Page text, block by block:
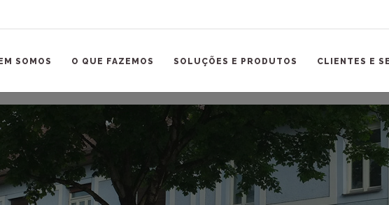
SOMOS O QUE FAZEMOS SOLUÇÕES E PRODUTOS CLIENTES E